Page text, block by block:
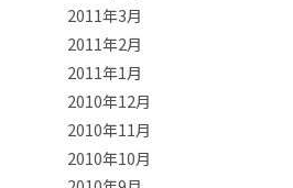
2011年3月
2011年2月
2011年1月
2010年12月
2010年11月
2010年10月